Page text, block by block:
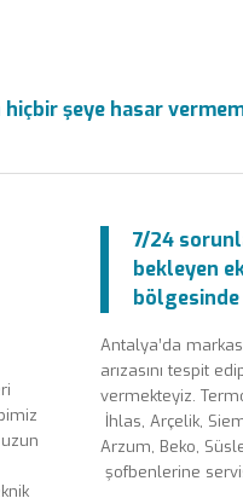
hiçbir şeye hasar
7/24
bekleyen
Antalya’da
arızasını tespit
vermekteyiz.
İhlas, Arçelik,
Arzum, Beko,
şofbenlerine